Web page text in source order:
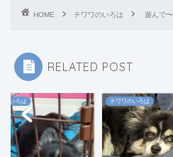
HOME チワワのいろは 遊んで〜
RELATED POST
のいろは チワワのいろは